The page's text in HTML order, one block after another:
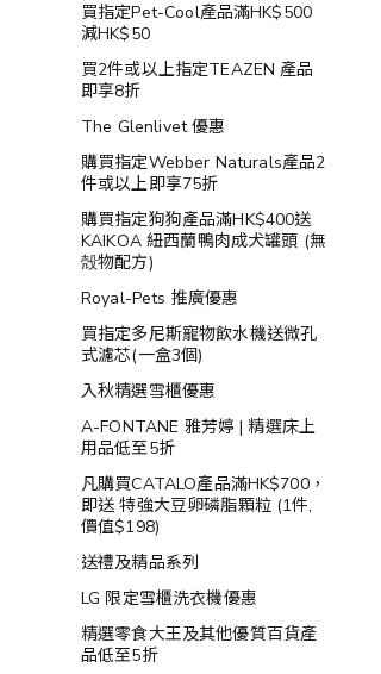
買指定Pet-Cool產品滿HK$500
減HK$50
買2件或以上指定TEAZEN 產品
即享8折
The Glenlivet 優惠
購買指定Webber Naturals產品2
件或以上即享75折
購買指定狗狗產品滿HK$400送
KAIKOA 紐西蘭鴨肉成犬罐頭 (無
殻物配方)
Royal-Pets 推廣優惠
買指定多尼斯寵物飲水機送微孔
式濾芯(一盒3個)
入秋精選雪櫃優惠
A-FONTANE 雅芳婷 | 精選床上
用品低至5折
凡購買CATALO產品滿HK$700，
即送 特強大豆卵磷脂顆粒 (1件,
價值$198)
送禮及精品系列
LG 限定雪櫃洗衣機優惠
精選零食大王及其他優質百貨產
品低至5折